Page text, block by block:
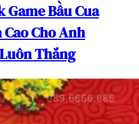
Game Bầu Cua
Cho Anh
Thắng